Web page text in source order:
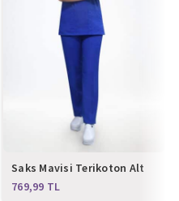
Saks Mavisi Terikoton Alt
Üst Takım
TL